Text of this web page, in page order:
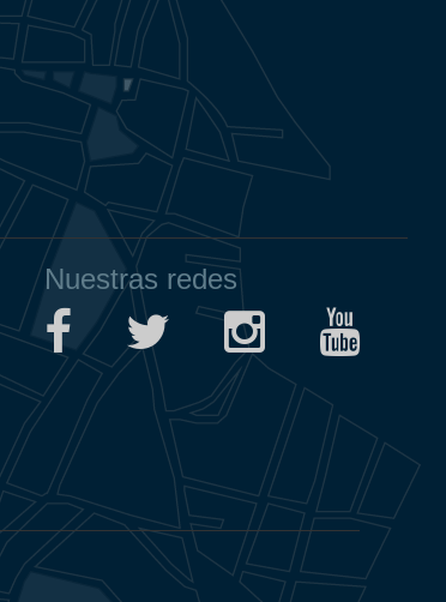
Nuestras redes